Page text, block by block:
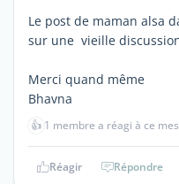
Le post de maman alsa
sur une vieille
Merci quand même
Bhavna
👍 1 membre a réagi à ce
Réagir Répondre